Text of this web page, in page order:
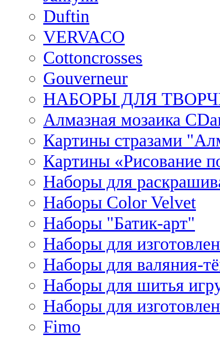
Duftin
VERVACO
Cottoncrosses
Gouverneur
НАБОРЫ ДЛЯ
Алмазная мозаика
Картины стразами
Картины «Рисование
Наборы для
Наборы Сolor Velvet
Наборы "Батик-арт"
Наборы для
Наборы для валяния-
Наборы для шитья
Наборы для
Fimo